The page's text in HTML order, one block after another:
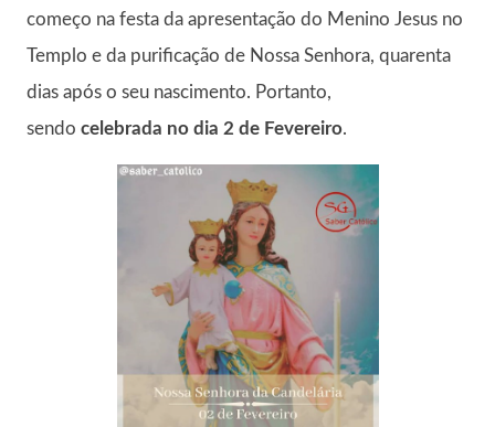
começo na festa da apresentação do Menino Jesus no
Templo e da purificação de Nossa Senhora, quarenta
dias após o seu nascimento. Portanto,
sendo celebrada no dia 2 de Fevereiro.